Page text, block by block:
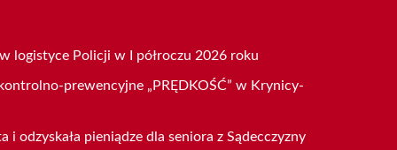
logistyce Policji w I półroczu 2026 roku
prewencyjne „PRĘDKOŚĆ” w Krynicy-
i odzyskała pieniądze dla seniora z Sądecczyzny